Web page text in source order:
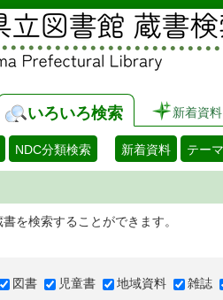
いろいろ検索 新着資料
NDC分類検索 新着資料 テー
を検索することができます。
図書 児童書 地域資料 雑誌